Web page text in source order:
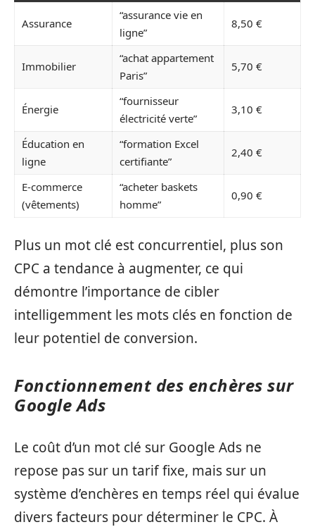
Assurance
“assurance vie en
ligne”
8,50 €
Immobilier
“achat appartement
Paris”
5,70 €
Énergie
“fournisseur
électricité verte”
3,10 €
Éducation en
ligne
“formation Excel
certifiante”
2,40 €
E-commerce
(vêtements)
“acheter baskets
homme”
0,90 €
Plus un mot clé est concurrentiel, plus son
CPC a tendance à augmenter, ce qui
démontre l’importance de cibler
intelligemment les mots clés en fonction de
leur potentiel de conversion.
Fonctionnement des enchères sur
Google Ads
Le coût d’un mot clé sur Google Ads ne
repose pas sur un tarif fixe, mais sur un
système d’enchères en temps réel qui évalue
divers facteurs pour déterminer le CPC. À